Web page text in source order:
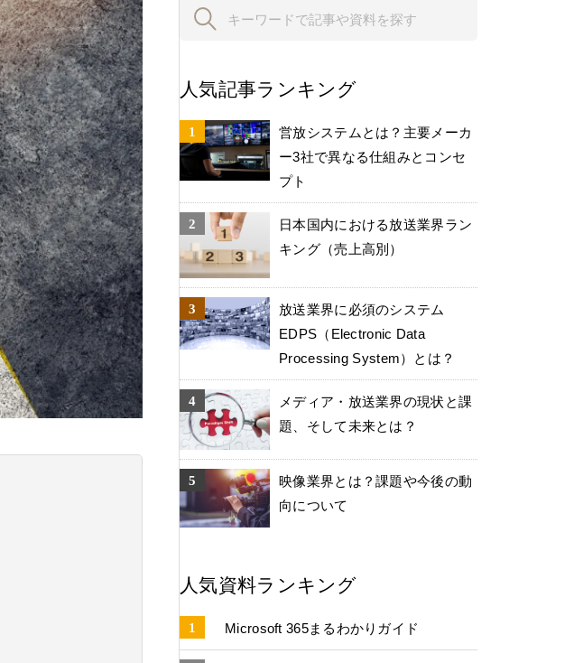
人気記事ランキング
営放システムとは？主要メーカ
ー3社で異なる仕組みとコンセ
プト
日本国内における放送業界ラン
キング（売上高別）
放送業界に必須のシステム
EDPS（Electronic Data
Processing System）とは？
メディア・放送業界の現状と課
題、そして未来とは？
映像業界とは？課題や今後の動
向について
人気資料ランキング
Microsoft 365まるわかりガイド